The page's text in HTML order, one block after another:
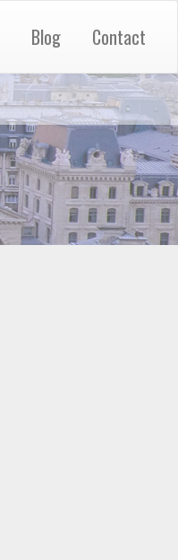
Blog Contact